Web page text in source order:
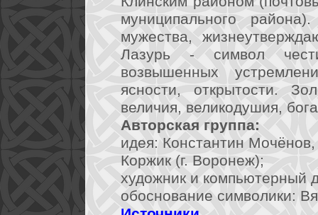
муниципального
мужества,
Лазурь - символ
возвышенных
ясности, открытости.
величия, великодушия,
Авторская группа:
идея: Константин
Коржик (г. Воронеж);
художник и компьютерный
обоснование символики: